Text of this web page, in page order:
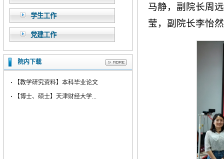
学生工作
党建工作
院内下载
·
【教学研究资料】本科毕业论文
·
【博士、硕士】天津财经大学...
马静，副院长周
莹，副院长李怡